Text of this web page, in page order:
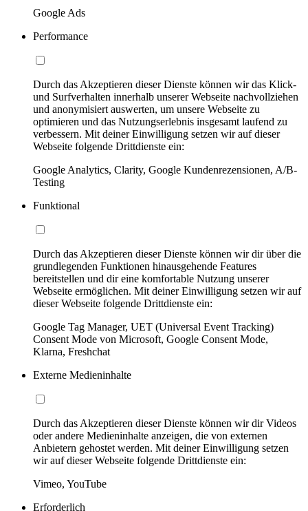
Google Ads
Performance
Durch das Akzeptieren dieser Dienste können wir das Klick-
und Surfverhalten innerhalb unserer Webseite nachvollziehen
und anonymisiert auswerten, um unsere Webseite zu
optimieren und das Nutzungserlebnis insgesamt laufend zu
verbessern. Mit deiner Einwilligung setzen wir auf dieser
Webseite folgende Drittdienste ein:
Google Analytics, Clarity, Google Kundenrezensionen, A/B-
Testing
Funktional
Durch das Akzeptieren dieser Dienste können wir dir über die
grundlegenden Funktionen hinausgehende Features
bereitstellen und dir eine komfortable Nutzung unserer
Webseite ermöglichen. Mit deiner Einwilligung setzen wir auf
dieser Webseite folgende Drittdienste ein:
Google Tag Manager, UET (Universal Event Tracking)
Consent Mode von Microsoft, Google Consent Mode,
Klarna, Freshchat
Externe Medieninhalte
Durch das Akzeptieren dieser Dienste können wir dir Videos
oder andere Medieninhalte anzeigen, die von externen
Anbietern gehostet werden. Mit deiner Einwilligung setzen
wir auf dieser Webseite folgende Drittdienste ein:
Vimeo, YouTube
Erforderlich